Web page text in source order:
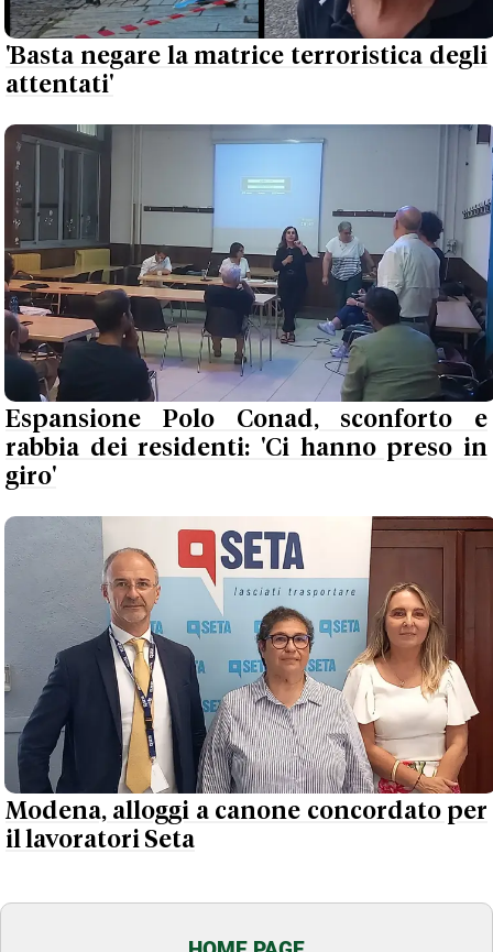
'Basta negare la matrice terroristica degli
attentati'
Espansione Polo Conad, sconforto e
rabbia dei residenti: 'Ci hanno preso in
giro'
Modena, alloggi a canone concordato per
il lavoratori Seta